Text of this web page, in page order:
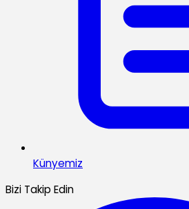
Künyemiz
Bizi Takip Edin